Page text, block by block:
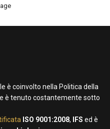
è coinvolto nella Politica della
è tenuto costantemente sotto
ISO 9001:2008, IFS ed è